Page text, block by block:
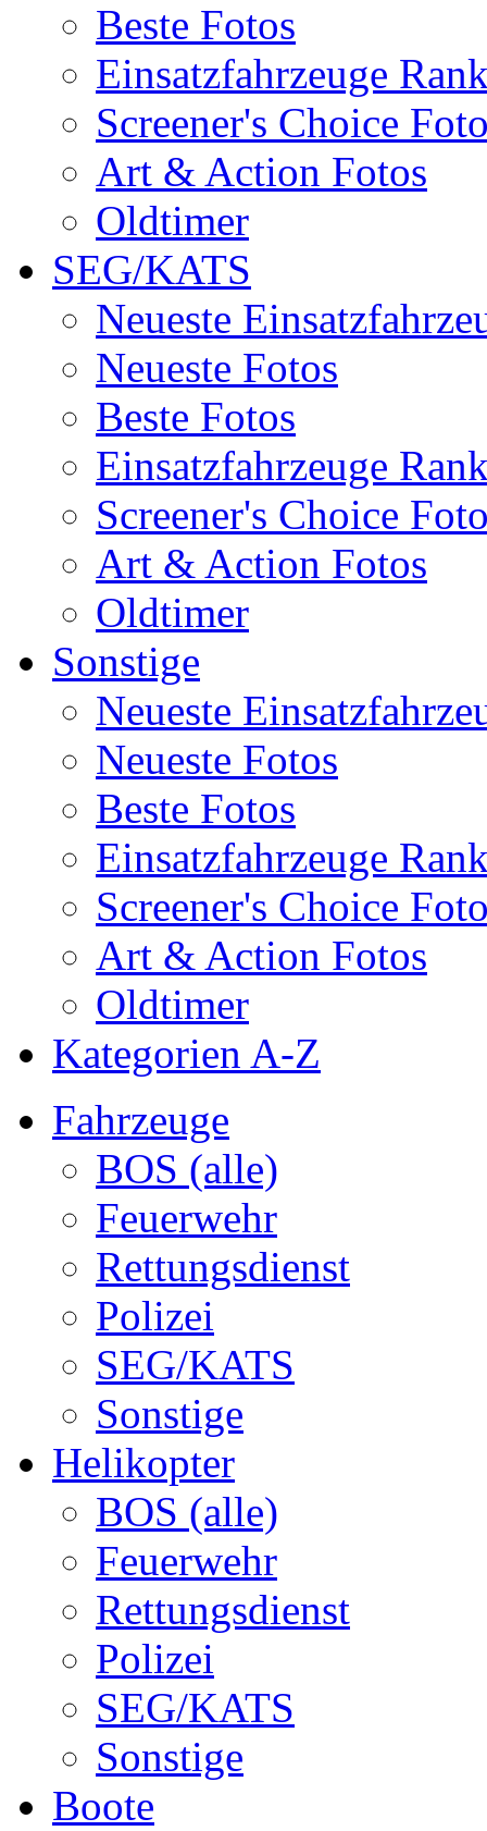
Beste Fotos
Einsatzfahrzeuge
Screener's Choice
Art & Action Fotos
Oldtimer
SEG/KATS
Neueste
Neueste Fotos
Beste Fotos
Einsatzfahrzeuge
Screener's Choice
Art & Action Fotos
Oldtimer
Sonstige
Neueste
Neueste Fotos
Beste Fotos
Einsatzfahrzeuge
Screener's Choice
Art & Action Fotos
Oldtimer
Kategorien A-Z
Fahrzeuge
BOS (alle)
Feuerwehr
Rettungsdienst
Polizei
SEG/KATS
Sonstige
Helikopter
BOS (alle)
Feuerwehr
Rettungsdienst
Polizei
SEG/KATS
Sonstige
Boote